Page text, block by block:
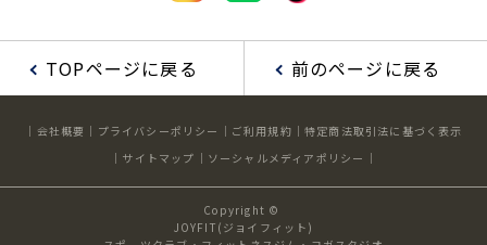
TOPページに戻る 前のページに戻る
会社概要 プライバシーポリシー ご利用規約
特定商法取引法に基づく表示
サイトマップ
ソーシャルメディアポリシー
Copyright ©
JOYFIT(ジョイフィット)